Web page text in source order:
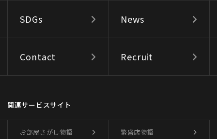
SDGs News
Contact Recruit
関連サービスサイト
お部屋さがし物語 繁盛店物語